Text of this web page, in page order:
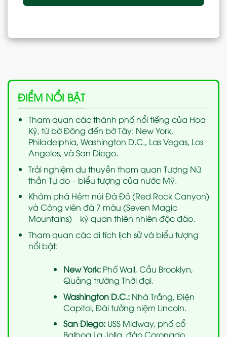
ĐIỂM NỔI BẬT
Tham quan các thành phố nổi tiếng của Hoa
Kỳ, từ bờ Đông đến bờ Tây: New York,
Philadelphia, Washington D.C., Las Vegas, Los
Angeles, và San Diego.
Trải nghiệm du thuyền tham quan Tượng Nữ
thần Tự do – biểu tượng của nước Mỹ.
Khám phá Hẻm núi Đá Đỏ (Red Rock Canyon)
và Công viên đá 7 màu (Seven Magic
Mountains) – kỳ quan thiên nhiên độc đáo.
Tham quan các di tích lịch sử và biểu tượng
nổi bật:
New York:Phố Wall, Cầu Brooklyn,
Quảng trường Thời đại.
Washington D.C.:Nhà Trắng, Điện
Capitol, Đài tưởng niệm Lincoln.
San Diego:USS Midway, phố cổ
Balboa La Jolla, đảo Coronado.